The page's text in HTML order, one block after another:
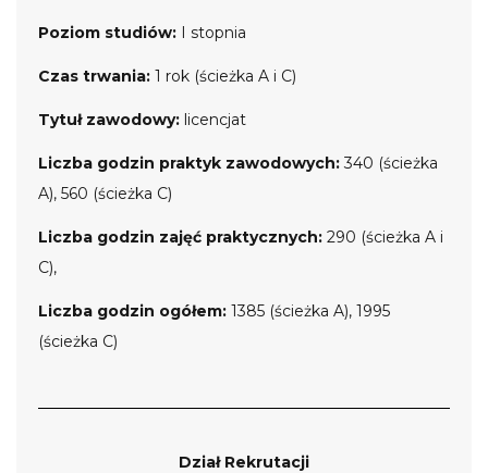
Poziom studiów: I stopnia
Czas trwania: 1 rok (ścieżka A i C)
Tytuł zawodowy: licencjat
Liczba godzin praktyk zawodowych:340 (ścieżka
A), 560 (ścieżka C)
Liczba godzin zajęć praktycznych: 290 (ścieżka A i
C),
Liczba godzin ogółem: 1385 (ścieżka A), 1995
(ścieżka C)
Dział Rekrutacji